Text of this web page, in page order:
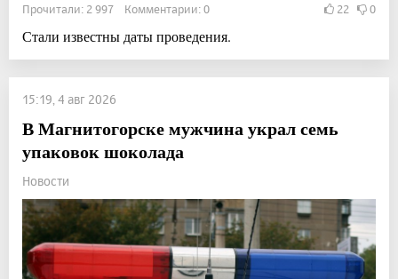
Прочитали: 2 997 Комментарии: 0 22 0
Стали известны даты проведения.
15:19, 4 авг 2026
В Магнитогорске мужчина украл семь
упаковок шоколада
Новости